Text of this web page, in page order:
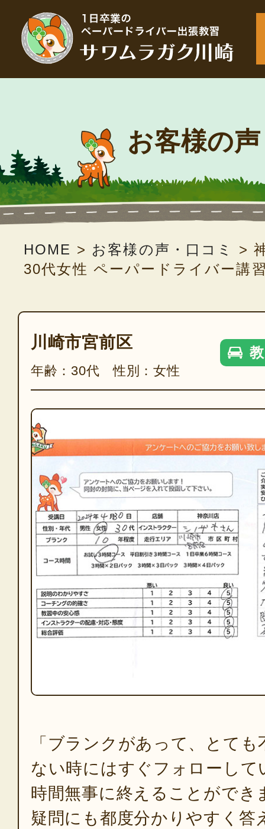
お客様の
HOME > お客様の声・口コミ >
30代女性 ペーパードライバー講
川崎市宮前区
年齢：30代 性別：女性
「ブランクがあって、とて
ない時にはすぐフォローし
時間無事に終えることができ
疑問にも都度分かりやすく答